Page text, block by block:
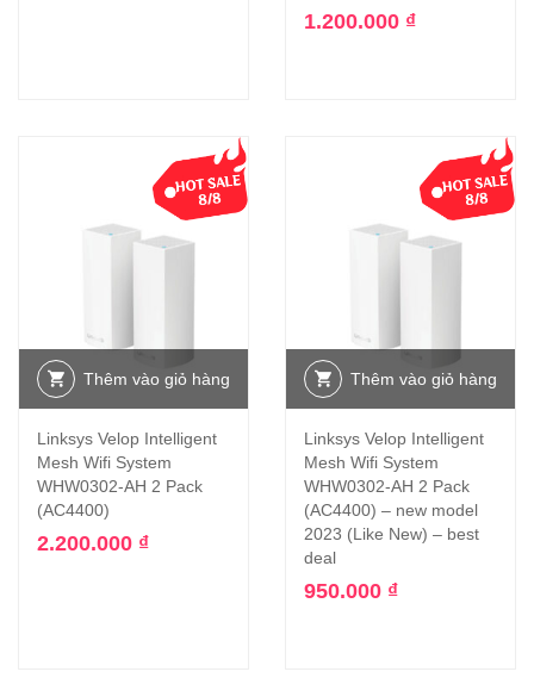
1.200.000 ₫
Thêm vào giỏ hàng
Linksys Velop Intelligent
Mesh Wifi System
WHW0302-AH 2 Pack
(AC4400)
2.200.000 ₫
Thêm vào giỏ hàng
Linksys Velop Intelligent
Mesh Wifi System
WHW0302-AH 2 Pack
(AC4400) – new model
2023 (Like New) – best
deal
950.000 ₫